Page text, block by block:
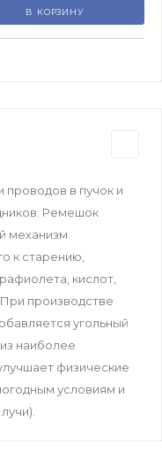
В КОРЗИНУ
проводов в пучок и
Ремешок
механизм.
к старению,
кислот,
производстве
угольный
наиболее
физические
условиям и